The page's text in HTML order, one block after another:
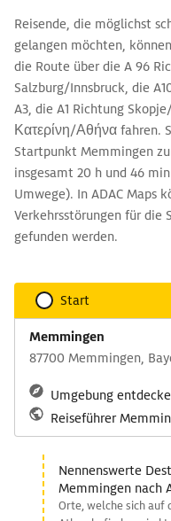
Reisende, die möglichst
gelangen möchten,
die Route über die A 96
Salzburg/Innsbruck, die
A3, die A1 Richtung
Κατερίνη/Αθήνα fahren.
Startpunkt Memmingen
insgesamt 20 h und 46
Umwege). In ADAC Maps
Verkehrsstörungen für die
gefunden werden.
Start
Memmingen
87700 Memmingen,
Umgebung
Reiseführer
Nennenswerte
Memmingen nach
Orte, welche sich auf